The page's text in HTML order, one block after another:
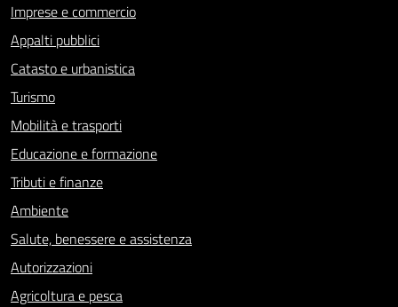
Imprese e commercio
Appalti pubblici
Catasto e urbanistica
Turismo
Mobilità e trasporti
Educazione e formazione
Tributi e finanze
Ambiente
Salute, benessere e assistenza
Autorizzazioni
Agricoltura e pesca